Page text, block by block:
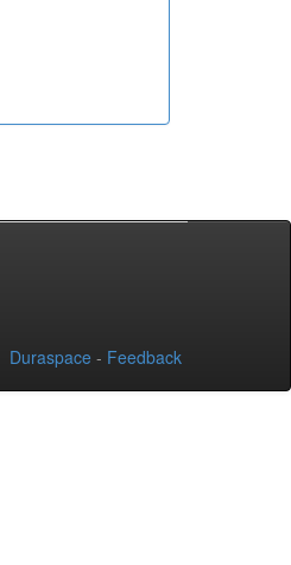
Duraspace - Feedback